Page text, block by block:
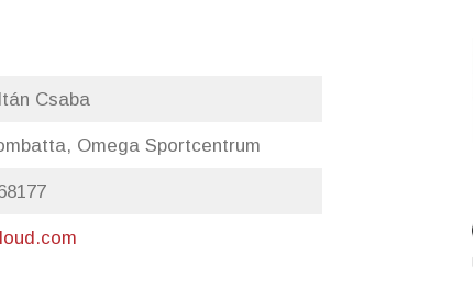
Csaba
Omega Sportcentrum